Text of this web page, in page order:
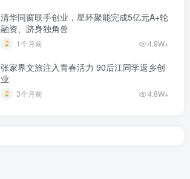
清华同窗联手创业，星环聚能完成5亿元A+轮
融资、跻身独角兽
1个月前 4.9W+
张家界文旅注入青春活力 90后江同学返乡创
业
3个月前 4.8W+